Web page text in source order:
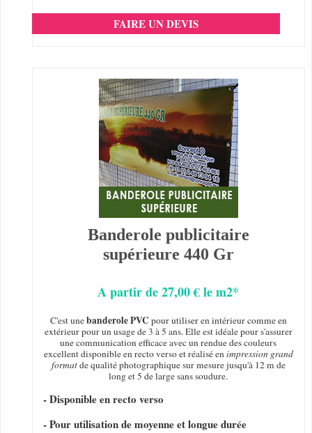
FAIRE UN DEVIS
Banderole publicitaire
supérieure 440 Gr
A partir de 27,00 € le m2*
C'est unebanderole PVC pour utiliser en intérieur comme en
extérieur pour un usage de 3 à 5 ans. Elle est idéale pour s'assurer
une communication efficace avec un rendue des couleurs
excellent disponible en recto verso et réalisé enimpression grand
formatde qualité photographique sur mesure jusqu'à 12 m de
long et 5 de large sans soudure.
- Disponible en recto verso
- Pour utilisation de moyenne et longue durée